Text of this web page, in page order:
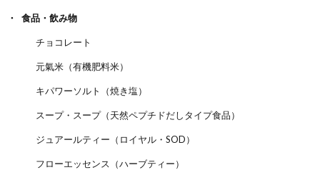
食品・飲み物
チョコレート
元氣米（有機肥料米）
キパワーソルト（焼き塩）
スープ・スープ（天然ペプチドだしタイプ食品）
ジュアールティー（ロイヤル・SOD）
フローエッセンス（ハーブティー）